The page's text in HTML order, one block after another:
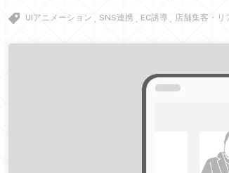
UIアニメーション SNS連携 EC誘導 店舗集客・リ